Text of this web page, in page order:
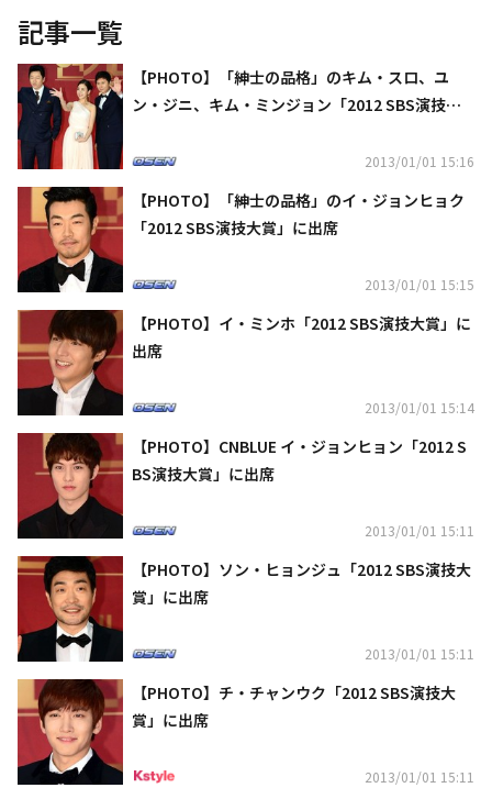
記事一覧
【PHOTO】「紳士の品格」のキム・スロ、ユ
ン・ジニ、キム・ミンジョン「2012 SBS演技大
2013/01/01 15:16
【PHOTO】「紳士の品格」のイ・ジョンヒョク
「2012 SBS演技大賞」に出席
2013/01/01 15:15
【PHOTO】イ・ミンホ「2012 SBS演技大賞」に
出席
2013/01/01 15:14
【PHOTO】CNBLUE イ・ジョンヒョン「2012 S
BS演技大賞」に出席
2013/01/01 15:11
【PHOTO】ソン・ヒョンジュ「2012 SBS演技大
賞」に出席
2013/01/01 15:11
【PHOTO】チ・チャンウク「2012 SBS演技大
賞」に出席
2013/01/01 15:11